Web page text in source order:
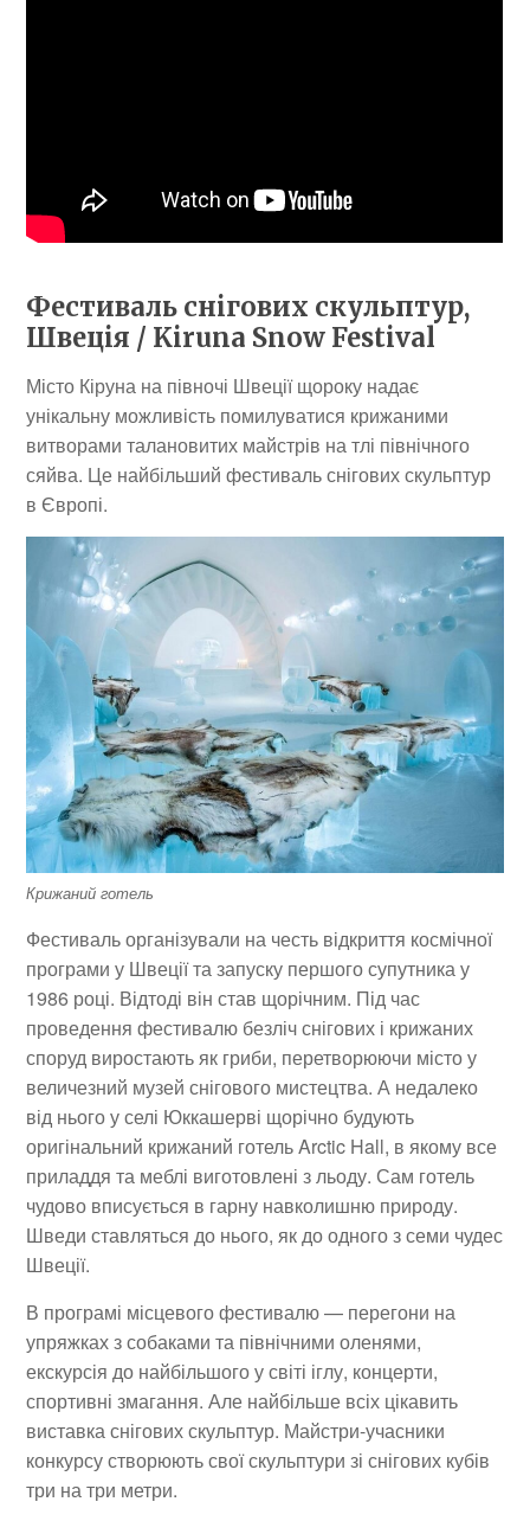
Фестиваль снігових скульптур,
Швеція / Kiruna Snow Festival
Місто Кіруна на півночі Швеції щороку надає
унікальну можливість помилуватися крижаними
витворами талановитих майстрів на тлі північного
сяйва. Це найбільший фестиваль снігових скульптур
в Європі.
Крижаний готель
Фестиваль організували на честь відкриття космічної
програми у Швеції та запуску першого супутника у
1986 році. Відтоді він став щорічним. Під час
проведення фестивалю безліч снігових і крижаних
споруд виростають як гриби, перетворюючи місто у
величезний музей снігового мистецтва. А недалеко
від нього у селі Юккашерві щорічно будують
оригінальний крижаний готель Arctic Hall, в якому все
приладдя та меблі виготовлені з льоду. Сам готель
чудово вписується в гарну навколишню природу.
Шведи ставляться до нього, як до одного з семи чудес
Швеції.
В програмі місцевого фестивалю — перегони на
упряжках з собаками та північними оленями,
екскурсія до найбільшого у світі іглу, концерти,
спортивні змагання. Але найбільше всіх цікавить
виставка снігових скульптур. Майстри-учасники
конкурсу створюють свої скульптури зі снігових кубів
три на три метри.